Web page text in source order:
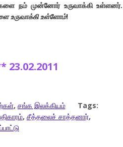
நம் முன்னோர் உருவாக்கி உள்ளனர்.
உருவாக்கி உள்ளோம்!
, சங்க இலக்கியம்
Tags:
, சீத்தலைச் சாத்தனார்,